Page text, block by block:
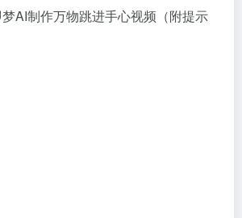
AI制作万物跳进手心视频（附提示